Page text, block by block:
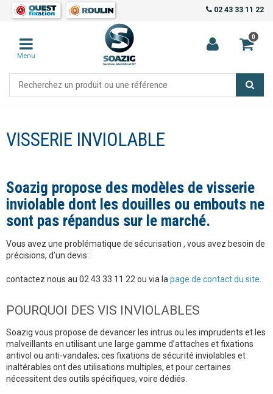
02 43 33 11 22
0
Menu
VISSERIE INVIOLABLE
Soazig propose des modèles de visserie
inviolable dont les douilles ou embouts ne
sont pas répandus sur le marché.
Vous avez une problématique de sécurisation , vous avez besoin de
précisions, d’un devis :
contactez nous au 02 43 33 11 22 ou via lapage de contact du site.
POURQUOI DES VIS INVIOLABLES
Soazig vous propose de devancer les intrus ou les imprudents et les
malveillants en utilisant une large gamme d’attaches et fixations
antivol ou anti-vandales; ces fixations de sécurité inviolables et
inaltérables ont des utilisations multiples, et pour certaines
nécessitent des outils spécifiques, voire dédiés.